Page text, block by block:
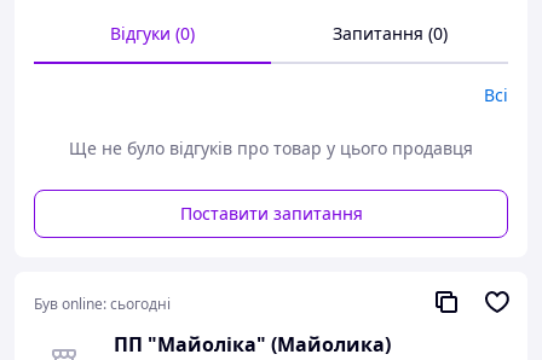
Зв'язатися з нами можна за контактними телефонами
або так само написавши нам на електронну пошту.
e-mail:mayolika@ukr.net;
Наш офіційний сайт:mayolika.com;
Viber:
Відгуки (0) Запитання (0)
Всі
Ще не було відгуків про товар у цього продавця
Поставити запитання
Був online:сьогодні
ПП "Майоліка" (Майолика)